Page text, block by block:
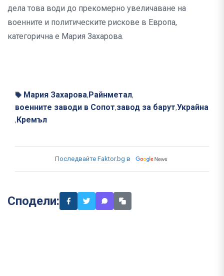
дела това води до прекомерно увеличаване на
военните и политическите рискове в Европа,
категорична е Мария Захарова.
Мария Захарова, Райнметал,
военните заводи в Сопот,завод за барут,Украйна
, Кремъл
Последвайте Faktor.bg в
Сподели: